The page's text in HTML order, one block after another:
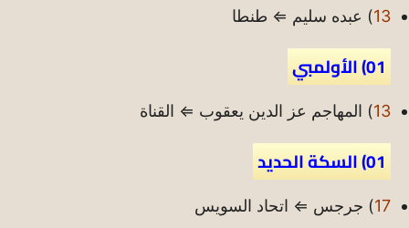
13) عبده سليم ⇐ طنطا
01) الأولمبي
13) المهاجم عز الدين يعقوب ⇐ القناة
01) السكة الحديد
17) جرجس ⇐ اتحاد السويس